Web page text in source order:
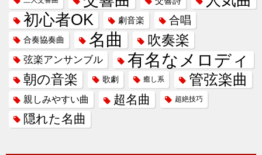
初心者OK
劇音楽 合唱
合奏協奏曲 名曲 吹奏楽
弦楽アンサンブル 有名なメロディ
朝の音楽 歌劇 癒し系 管弦楽曲
親しみやすい曲 超名曲 超絶技巧
隠れた名曲